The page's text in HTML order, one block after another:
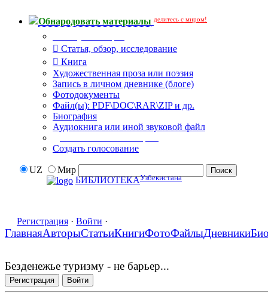
Обнародовать материалы делитесь с миром!
Статья, обзор, исследование
Книга
Художественная проза или поэзия
Запись в личном дневнике (блоге)
Фотодокументы
Файл(ы): PDF\DOC\RAR\ZIP и др.
Биография
Аудиокнига или иной звуковой файл
Создать голосование
UZ
Мир
БИБЛИОТЕКАУзбекистана
Регистрация · Войти ·
ГлавнаяАвторыСтатьиКнигиФотоФайлыДневники
Безденежье туризму - не барьер...
Регистрация Войти